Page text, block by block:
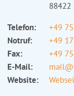
88422
Telefon:
+49
Notruf:
+49
Fax:
+49
E-Mail:
Website: